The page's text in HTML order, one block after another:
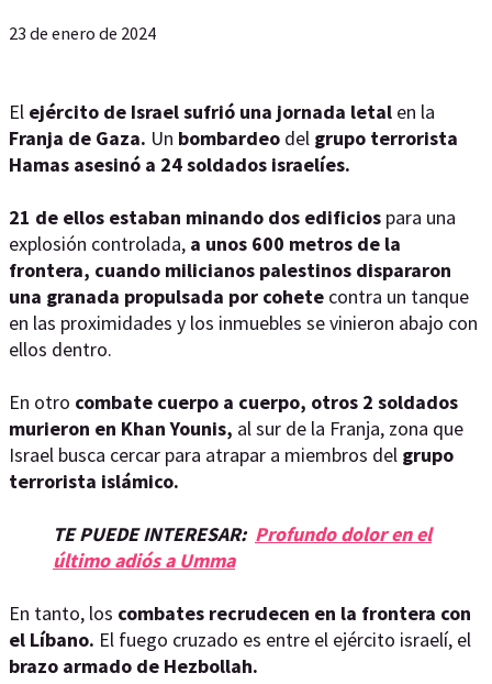
23 de enero de 2024
El ejército de Israel sufrió una jornada letal en la
Franja de Gaza. Un bombardeo del grupo terrorista
Hamas asesinó a 24 soldados israelíes.
21 de ellos estaban minando dos edificios para una
explosión controlada, a unos 600 metros de la
frontera, cuando milicianos palestinos dispararon
una granada propulsada por cohete contra un tanque
en las proximidades y los inmuebles se vinieron abajo con
ellos dentro.
En otro combate cuerpo a cuerpo, otros 2 soldados
murieron en Khan Younis, al sur de la Franja, zona que
Israel busca cercar para atrapar a miembros del grupo
terrorista islámico.
TE PUEDE INTERESAR: Profundo dolor en el
último adiós a Umma
En tanto, los combates recrudecen en la frontera con
el Líbano. El fuego cruzado es entre el ejército israelí, el
brazo armado de Hezbollah.